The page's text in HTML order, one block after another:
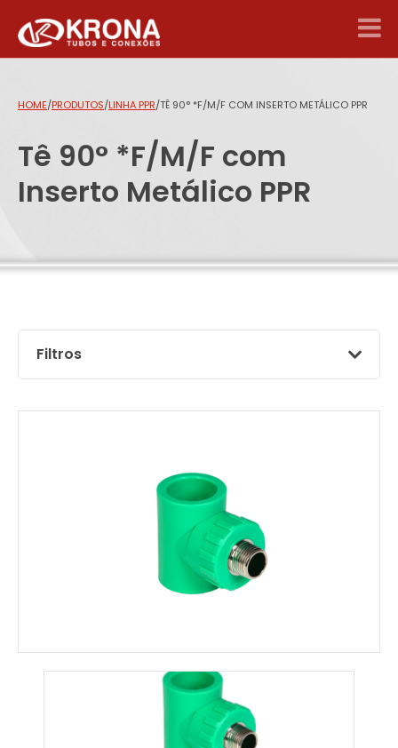
HOME/PRODUTOS/LINHA PPR/TÊ 90° *F/M/F COM INSERTO METÁLICO PPR
Tê 90° *F/M/F com
Inserto Metálico PPR
Filtros